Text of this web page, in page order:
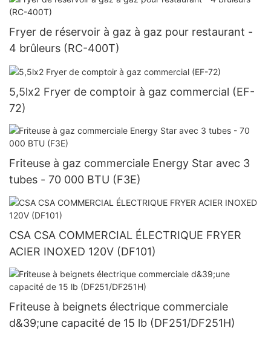
Fryer de réservoir à gaz à gaz pour restaurant -
4 brûleurs (RC-400T)
5,5lx2 Fryer de comptoir à gaz commercial (EF-
72)
Friteuse à gaz commerciale Energy Star avec 3
tubes - 70 000 BTU (F3E)
CSA CSA COMMERCIAL ÉLECTRIQUE FRYER
ACIER INOXED 120V (DF101)
Friteuse à beignets électrique commerciale
d&39;une capacité de 15 lb (DF251/DF251H)